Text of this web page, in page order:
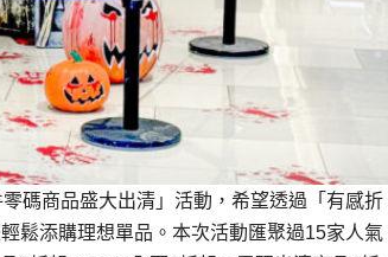
碼商品盛大出清」活動，希望透過「有感折
鬆添購理想單品。本次活動匯聚過15家人氣